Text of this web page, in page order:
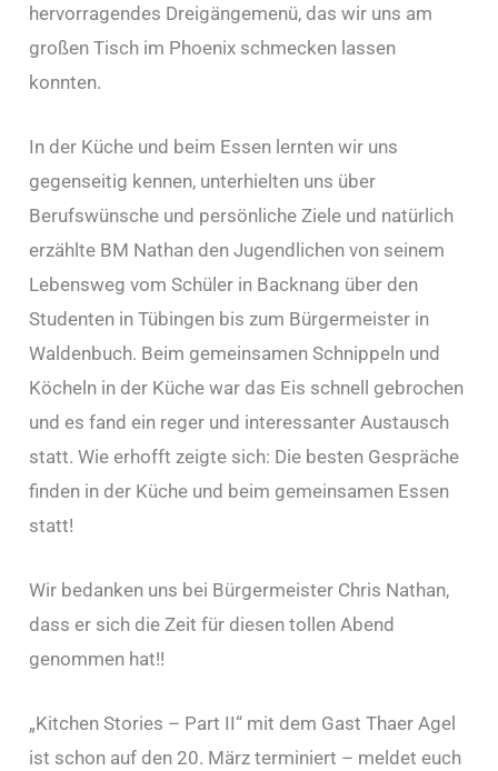
hervorragendes Dreigängemenü, das wir uns am
großen Tisch im Phoenix schmecken lassen
konnten.
In der Küche und beim Essen lernten wir uns
gegenseitig kennen, unterhielten uns über
Berufswünsche und persönliche Ziele und natürlich
erzählte BM Nathan den Jugendlichen von seinem
Lebensweg vom Schüler in Backnang über den
Studenten in Tübingen bis zum Bürgermeister in
Waldenbuch. Beim gemeinsamen Schnippeln und
Köcheln in der Küche war das Eis schnell gebrochen
und es fand ein reger und interessanter Austausch
statt. Wie erhofft zeigte sich: Die besten Gespräche
finden in der Küche und beim gemeinsamen Essen
statt!
Wir bedanken uns bei Bürgermeister Chris Nathan,
dass er sich die Zeit für diesen tollen Abend
genommen hat!!
„Kitchen Stories – Part II“ mit dem Gast Thaer Agel
ist schon auf den 20. März terminiert – meldet euch